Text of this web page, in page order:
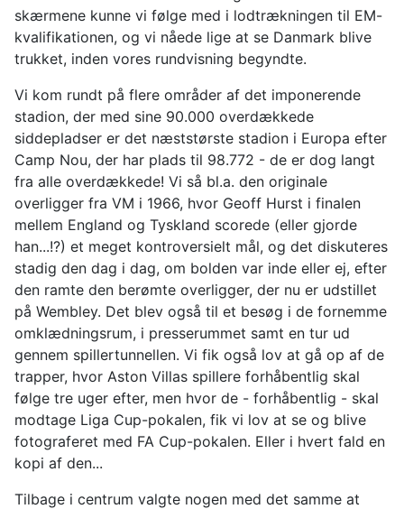
skærmene kunne vi følge med i lodtrækningen til EM-
kvalifikationen, og vi nåede lige at se Danmark blive
trukket, inden vores rundvisning begyndte.
Vi kom rundt på flere områder af det imponerende
stadion, der med sine 90.000 overdækkede
siddepladser er det næststørste stadion i Europa efter
Camp Nou, der har plads til 98.772 - de er dog langt
fra alle overdækkede! Vi så bl.a. den originale
overligger fra VM i 1966, hvor Geoff Hurst i finalen
mellem England og Tyskland scorede (eller gjorde
han...!?) et meget kontroversielt mål, og det diskuteres
stadig den dag i dag, om bolden var inde eller ej, efter
den ramte den berømte overligger, der nu er udstillet
på Wembley. Det blev også til et besøg i de fornemme
omklædningsrum, i presserummet samt en tur ud
gennem spillertunnellen. Vi fik også lov at gå op af de
trapper, hvor Aston Villas spillere forhåbentlig skal
følge tre uger efter, men hvor de - forhåbentlig - skal
modtage Liga Cup-pokalen, fik vi lov at se og blive
fotograferet med FA Cup-pokalen. Eller i hvert fald en
kopi af den...
Tilbage i centrum valgte nogen med det samme at